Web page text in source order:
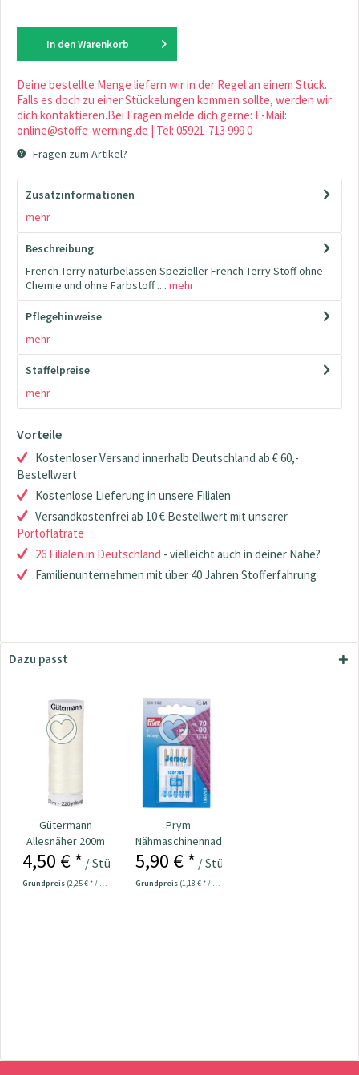
In den Warenkorb
Deine bestellte Menge liefern wir in der Regel an einem Stück.
Falls es doch zu einer Stückelungen kommen sollte, werden wir
dich kontaktieren.Bei Fragen melde dich gerne: E-Mail:
online@stoffe-werning.de | Tel: 05921-713 999 0
Fragen zum Artikel?
Zusatzinformationen
mehr
Beschreibung
French Terry naturbelassen Spezieller French Terry Stoff ohne
Chemie und ohne Farbstoff .... mehr
Pflegehinweise
mehr
Staffelpreise
mehr
Vorteile
Kostenloser Versand innerhalb Deutschland ab € 60,-
Bestellwert
Kostenlose Lieferung in unsere Filialen
Versandkostenfrei ab 10 € Bestellwert mit unserer
Portoflatrate
26 Filialen in Deutschland - vielleicht auch in deiner Nähe?
Familienunternehmen mit über 40 Jahren Stofferfahrung
Dazu passt
Gütermann
Allesnäher 200m
Fb. 001 - natur
4,50 € * / Stück
Grundpreis (2,25 € * / 100 Meter)
Prym
Nähmaschinennadeln
130/705 Jersey
5,90 € * / Stück
Grundpreis (1,18 € * / 1 Stück)